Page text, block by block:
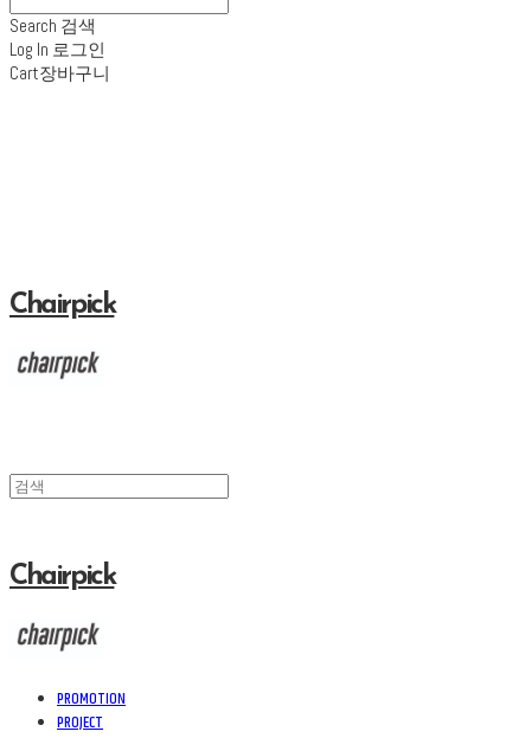
Search 검색
Log In 로그인
Cart장바구니
Chairpick
Chairpick
PROMOTION
PROJECT